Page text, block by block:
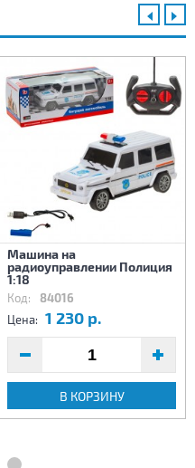
Машина на
радиоуправлении Полиция
1:18
Код: 84016
Цена: 1 230 р.
В КОРЗИНУ